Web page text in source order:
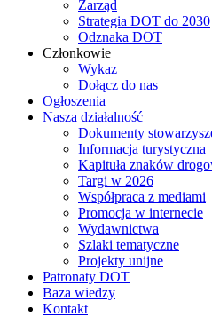
Zarząd
Strategia DOT do 2030
Odznaka DOT
Członkowie
Wykaz
Dołącz do nas
Ogłoszenia
Nasza działalność
Dokumenty
Informacja turystyczna
Kapituła znaków
Targi w 2026
Współpraca z mediami
Promocja w internecie
Wydawnictwa
Szlaki tematyczne
Projekty unijne
Patronaty DOT
Baza wiedzy
Kontakt